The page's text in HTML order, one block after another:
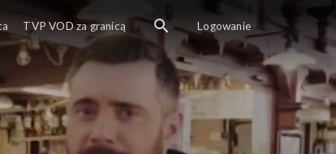
TVP VOD za granicą Logowanie